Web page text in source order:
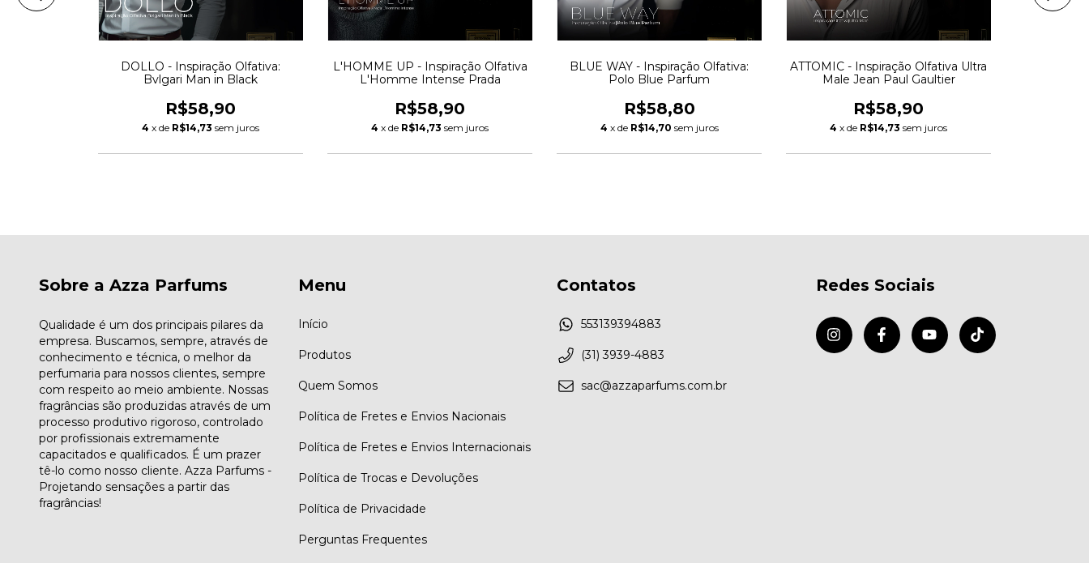
DOLLO - Inspiração Olfativa:
Bvlgari Man in Black
R$58,90
4 x de R$14,73 sem juros
L'HOMME UP - Inspiração Olfativa
L'Homme Intense Prada
R$58,90
4 x de R$14,73 sem juros
BLUE WAY - Inspiração Olfativa:
Polo Blue Parfum
R$58,80
4 x de R$14,70 sem juros
ATTOMIC - Inspiração Olfativa Ultra
Male Jean Paul Gaultier
R$58,90
4 x de R$14,73 sem juros
Sobre a Azza Parfums
Qualidade é um dos principais pilares da
empresa. Buscamos, sempre, através de
conhecimento e técnica, o melhor da
perfumaria para nossos clientes, sempre
com respeito ao meio ambiente. Nossas
fragrâncias são produzidas através de um
processo produtivo rigoroso, controlado
por profissionais extremamente
capacitados e qualificados. É um prazer
tê-lo como nosso cliente. Azza Parfums -
Projetando sensações a partir das
fragrâncias!
Menu
Início
Produtos
Quem Somos
Política de Fretes e Envios Nacionais
Política de Fretes e Envios Internacionais
Política de Trocas e Devoluções
Política de Privacidade
Perguntas Frequentes
Contatos
553139394883
(31) 3939-4883
sac@azzaparfums.com.br
Redes Sociais